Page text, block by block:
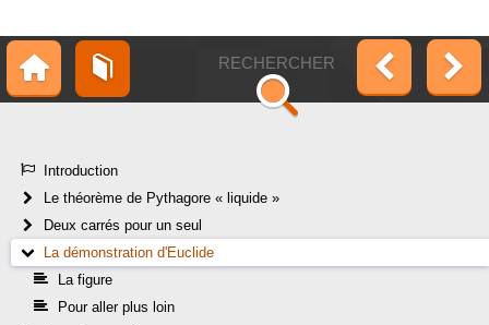
Introduction
Le théorème de Pythagore « liquide »
Deux carrés pour un seul
La démonstration d'Euclide
La figure
Pour aller plus loin